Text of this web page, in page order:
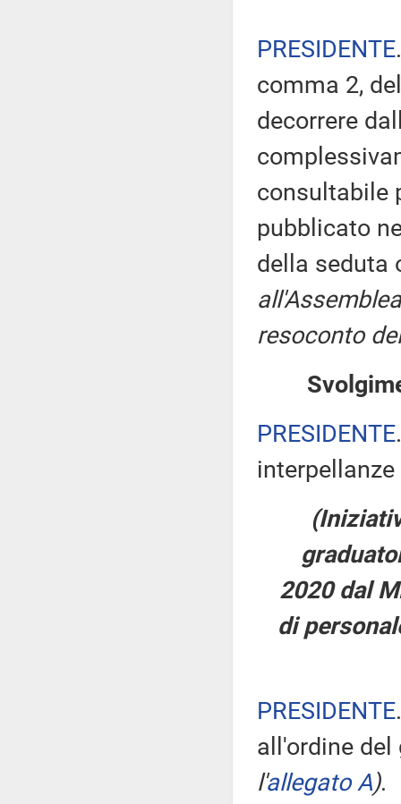
PRESIDENTE
comma 2,
decorrere
consultabile
pubblicato
della seduta
resoconto
PRESIDENTE
2020 dal
di
PRESIDENTE
all'ordine del
l'allegato A).